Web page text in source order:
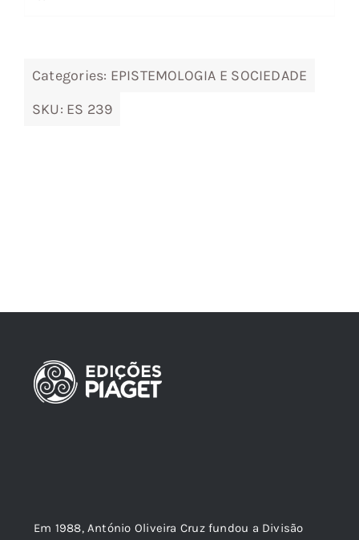
Categories: EPISTEMOLOGIA E SOCIEDADE
SKU: ES 239
Em 1988, António Oliveira Cruz fundou a Divisão